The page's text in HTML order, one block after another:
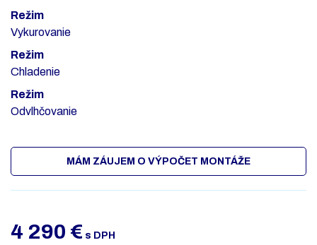
Režim
Vykurovanie
Režim
Chladenie
Režim
Odvlhčovanie
MÁM ZÁUJEM O VÝPOČET MONTÁŽE
4 290 € s DPH